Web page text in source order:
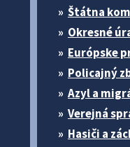
Štátna
Okresné
Európske
Policajný
Azyl a
Verejná
Hasiči a